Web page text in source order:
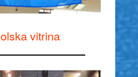
vitrina